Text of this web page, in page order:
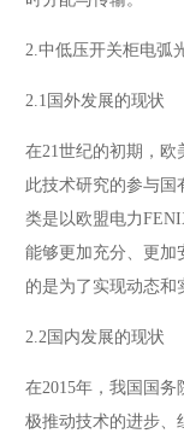
2.中低压开关柜电弧
2.1国外发展的现状
在21世纪的初期，
此技术研究的参与
类是以欧盟电力
能够更加充分、更加
的是为了实现动态和
2.2国内发展的现状
在2015年，我国国
极推动技术的进步、